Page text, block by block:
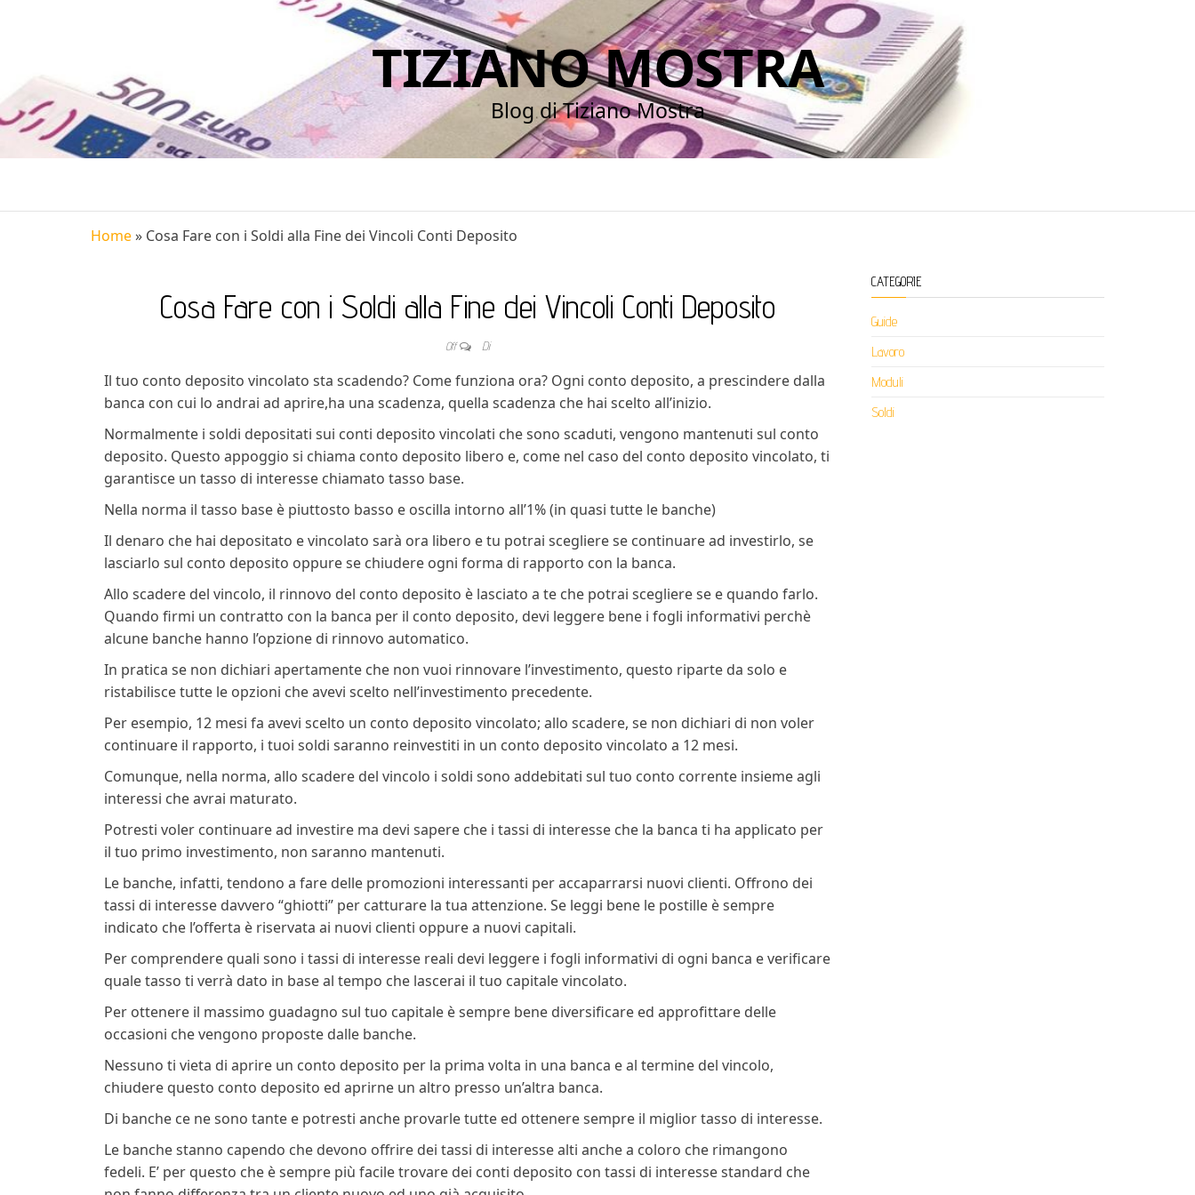
TIZIANO MOSTRA
Blog di Tiziano Mostra
Home» Cosa Fare con i Soldi alla Fine dei Vincoli Conti Deposito
Cosa Fare con i Soldi alla Fine dei Vincoli Conti Deposito
Off Di
Il tuo conto deposito vincolato sta scadendo? Come funziona ora? Ogni conto deposito, a prescindere dalla
banca con cui lo andrai ad aprire,ha una scadenza, quella scadenza che hai scelto all’inizio.
Normalmente i soldi depositati sui conti deposito vincolati che sono scaduti, vengono mantenuti sul conto
deposito. Questo appoggio si chiama conto deposito libero e, come nel caso del conto deposito vincolato, ti
garantisce un tasso di interesse chiamato tasso base.
Nella norma il tasso base è piuttosto basso e oscilla intorno all’1% (in quasi tutte le banche)
Il denaro che hai depositato e vincolato sarà ora libero e tu potrai scegliere se continuare ad investirlo, se
lasciarlo sul conto deposito oppure se chiudere ogni forma di rapporto con la banca.
Allo scadere del vincolo, il rinnovo del conto deposito è lasciato a te che potrai scegliere se e quando farlo.
Quando firmi un contratto con la banca per il conto deposito, devi leggere bene i fogli informativi perchè
alcune banche hanno l’opzione di rinnovo automatico.
In pratica se non dichiari apertamente che non vuoi rinnovare l’investimento, questo riparte da solo e
ristabilisce tutte le opzioni che avevi scelto nell’investimento precedente.
Per esempio, 12 mesi fa avevi scelto un conto deposito vincolato; allo scadere, se non dichiari di non voler
continuare il rapporto, i tuoi soldi saranno reinvestiti in un conto deposito vincolato a 12 mesi.
Comunque, nella norma, allo scadere del vincolo i soldi sono addebitati sul tuo conto corrente insieme agli
interessi che avrai maturato.
Potresti voler continuare ad investire ma devi sapere che i tassi di interesse che la banca ti ha applicato per
il tuo primo investimento, non saranno mantenuti.
Le banche, infatti, tendono a fare delle promozioni interessanti per accaparrarsi nuovi clienti. Offrono dei
tassi di interesse davvero “ghiotti” per catturare la tua attenzione. Se leggi bene le postille è sempre
indicato che l’offerta è riservata ai nuovi clienti oppure a nuovi capitali.
Per comprendere quali sono i tassi di interesse reali devi leggere i fogli informativi di ogni banca e verificare
quale tasso ti verrà dato in base al tempo che lascerai il tuo capitale vincolato.
Per ottenere il massimo guadagno sul tuo capitale è sempre bene diversificare ed approfittare delle
occasioni che vengono proposte dalle banche.
Nessuno ti vieta di aprire un conto deposito per la prima volta in una banca e al termine del vincolo,
chiudere questo conto deposito ed aprirne un altro presso un’altra banca.
Di banche ce ne sono tante e potresti anche provarle tutte ed ottenere sempre il miglior tasso di interesse.
Le banche stanno capendo che devono offrire dei tassi di interesse alti anche a coloro che rimangono
fedeli. E’ per questo che è sempre più facile trovare dei conti deposito con tassi di interesse standard che
CATEGORIE
Guide
Lavoro
Moduli
Soldi